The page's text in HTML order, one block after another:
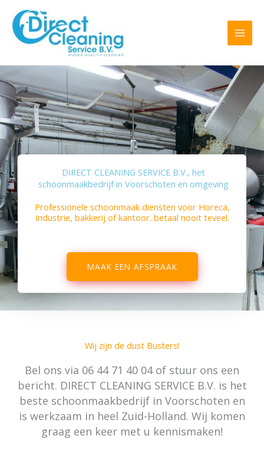
naar
DIRECT CLEANING SERVICE B.V., het
schoonmaakbedrijf in Voorschoten en omgeving
Professionele schoonmaak diensten voor Horeca,
Industrie, bakkerij of kantoor. betaal nooit teveel.
MAAK EEN AFSPRAAK
Wij zijn de dust Busters!
Bel ons via 06 44 71 40 04of stuur ons een
bericht. DIRECT CLEANING SERVICE B.V. is het
beste schoonmaakbedrijf in Voorschoten en
is werkzaam in heel Zuid-Holland. Wij komen
graag een keer met u kennismaken!
Laat
dit
veld